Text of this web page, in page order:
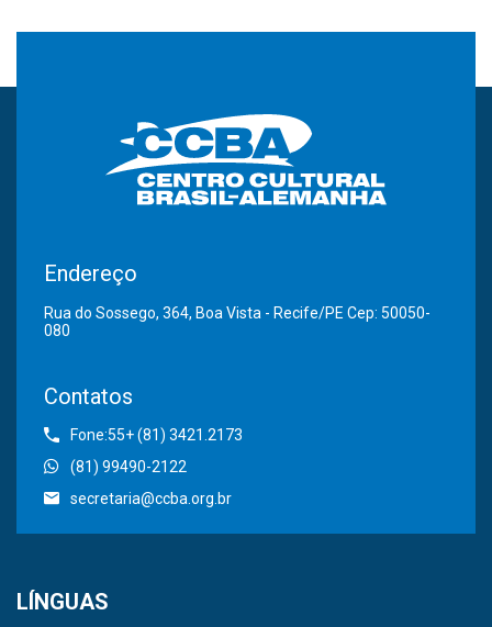
Endereço
Rua do Sossego, 364, Boa Vista - Recife/PE Cep: 50050-
080
Contatos
Fone:55+ (81) 3421.2173
(81) 99490-2122
secretaria@ccba.org.br
LÍNGUAS